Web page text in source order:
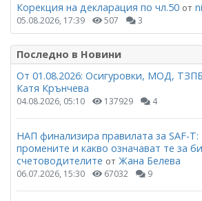
Корекция на декларация по чл.50 от
05.08.2026, 17:39 507 3
Последно в Новини
От 01.08.2026: Осигуровки, МОД,
Катя Крънчева
04.08.2026, 05:10 137929 4
НАП финализира правилата за SAF-T:
промените и какво означават те за
счетоводителите от Жана Белева
06.07.2026, 15:30 67032 9